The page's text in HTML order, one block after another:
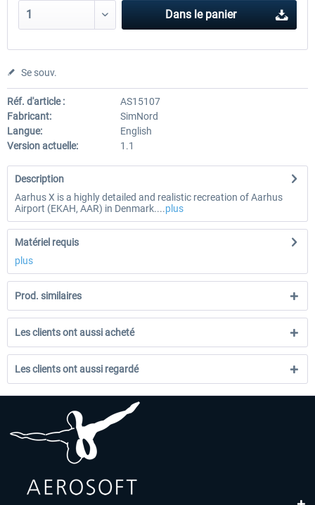
Dans le panier
Se souv.
Réf. d'article :
AS15107
Fabricant:
SimNord
Langue:
English
Version actuelle:
1.1
Description
Aarhus X is a highly detailed and realistic recreation of Aarhus
Airport (EKAH, AAR) in Denmark....plus
Matériel requis
plus
Prod. similaires
Les clients ont aussi acheté
Les clients ont aussi regardé